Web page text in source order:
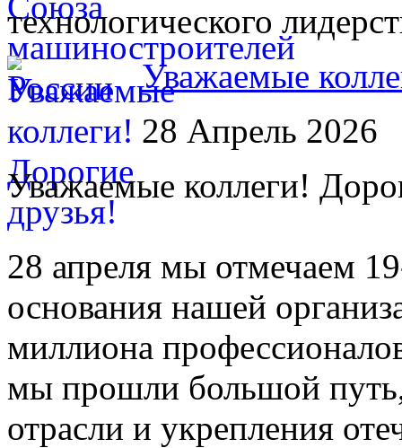
технологического
Уважаемые
28 Апрель 2026
Уважаемые коллеги!
28 апреля мы отмечаем
основания нашей
миллиона
мы прошли большой путь,
отрасли и укрепления